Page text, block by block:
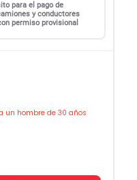
para el pago de
y conductores
permiso provisional
un hombre de 30 años